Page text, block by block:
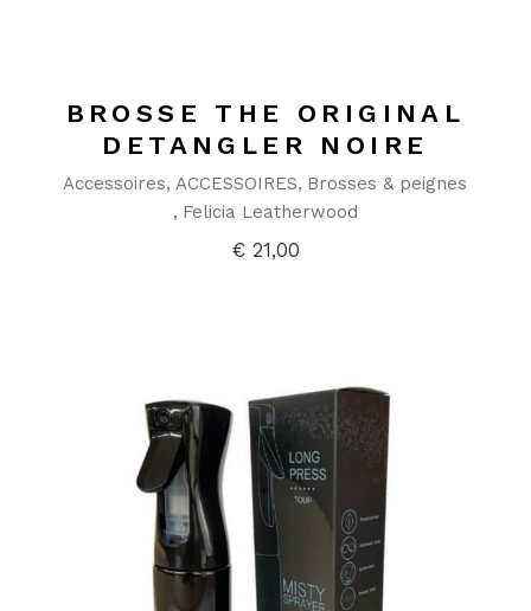
BROSSE THE ORIGINAL
DETANGLER NOIRE
Accessoires ACCESSOIRES Brosses & peignes
Felicia Leatherwood
€21,00